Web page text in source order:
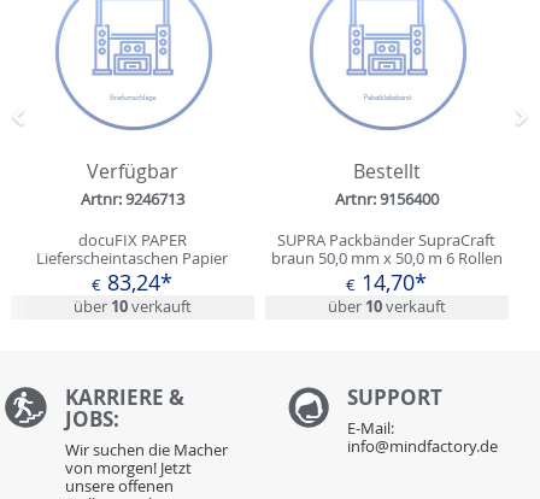
Verfügbar
Artnr: 9246713
docuFIX PAPER
Lieferscheintaschen Papier
(blanko) DIN C5 1.000 St.
€ 83,24*
über 10verkauft
Bestellt
Artnr: 9156400
SUPRA Packbänder SupraCraft
braun 50,0 mm x 50,0 m 6 Rollen
€ 14,70*
über 10verkauft
Zurück
KARRIERE &
JOBS:
Wir suchen die Macher
von morgen! Jetzt
unsere offenen
SUPPORT
E-Mail:
info@mindfactory.de